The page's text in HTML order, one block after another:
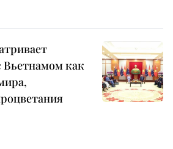
Вьетнамом как